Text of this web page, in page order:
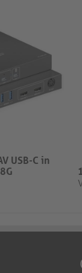
USB-C in